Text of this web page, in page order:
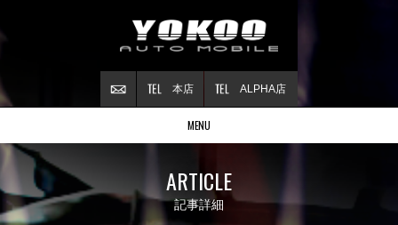
ALPHA店
本店
MENU
Stock list
Contract
ご成約情報
ARTICLE
記事詳細